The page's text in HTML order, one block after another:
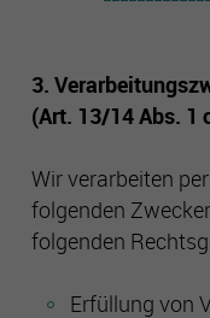
3.
(Art. 13/14 Abs. 1
Wir verarbeiten
folgenden
folgenden
Erfüllung von
diese Cookies nicht
Werbung.
Externe Inhalte
Externe Inhalte Wir
Inhalte, um Ihnen
Nutzungsdaten an